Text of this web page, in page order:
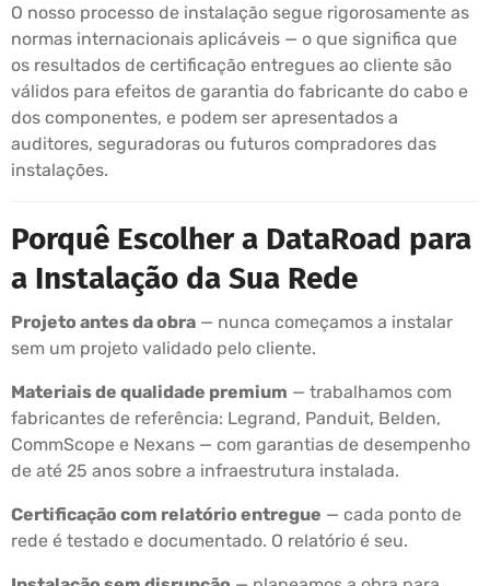
O nosso processo de instalação segue rigorosamente as
normas internacionais aplicáveis — o que significa que
os resultados de certificação entregues ao cliente são
válidos para efeitos de garantia do fabricante do cabo e
dos componentes, e podem ser apresentados a
auditores, seguradoras ou futuros compradores das
instalações.
Porquê Escolher a DataRoad para
a Instalação da Sua Rede
Projeto antes da obra — nunca começamos a instalar
sem um projeto validado pelo cliente.
Materiais de qualidade premium — trabalhamos com
fabricantes de referência: Legrand, Panduit, Belden,
CommScope e Nexans — com garantias de desempenho
de até 25 anos sobre a infraestrutura instalada.
Certificação com relatório entregue — cada ponto de
rede é testado e documentado. O relatório é seu.